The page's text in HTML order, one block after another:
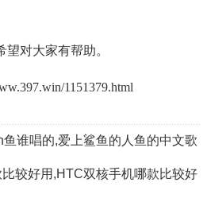
对大家有帮助。
1151379.html
谁唱的,爱上鲨鱼的人鱼的中文歌
较好用,HTC双核手机哪款比较好